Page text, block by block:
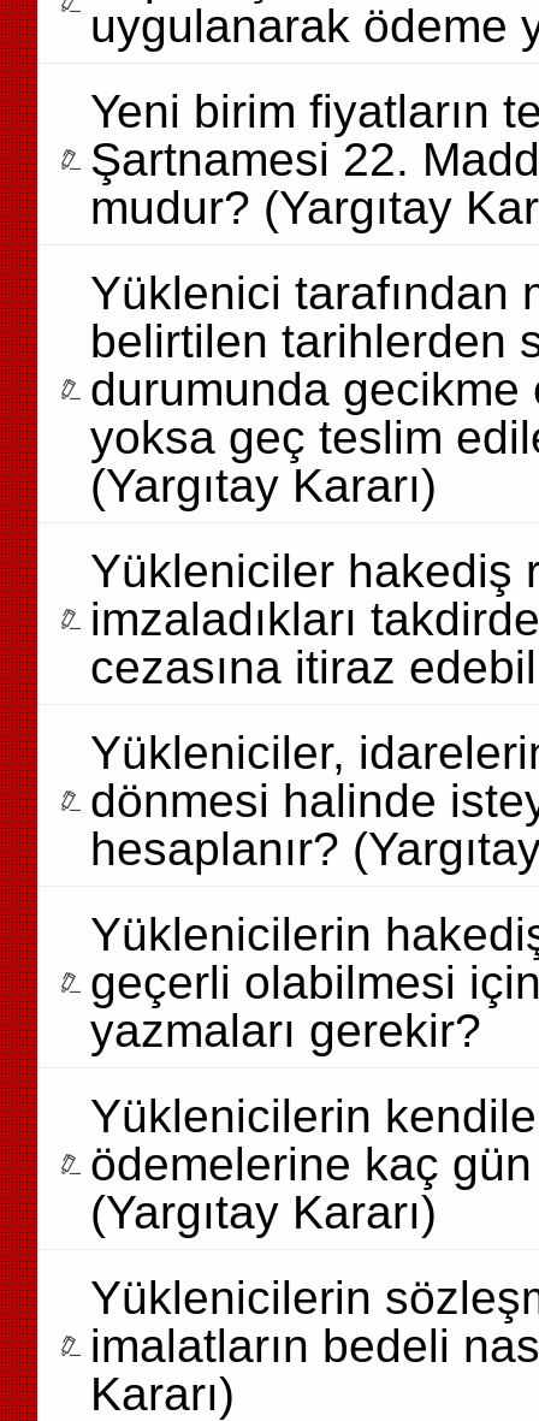
uygulanarak ödeme
Yeni birim fiyatların
Şartnamesi 22.
mudur? (Yargıtay
Yüklenici tarafından
belirtilen tarihlerden
durumunda gecikme
yoksa geç teslim
(Yargıtay Kararı)
Yükleniciler hakediş
imzaladıkları
cezasına itiraz
Yükleniciler,
dönmesi halinde
hesaplanır?
Yüklenicilerin
geçerli olabilmesi
yazmaları gerekir?
Yüklenicilerin
ödemelerine kaç
(Yargıtay Kararı)
Yüklenicilerin
imalatların bedeli
Kararı)